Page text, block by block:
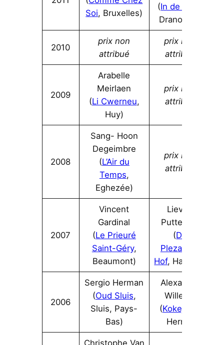
Soi, Bruxelles)
(In de Wulf
Dranouter)
2010
prix non
attribué
prix non
attribué
2009
Arabelle
Meirlaen
(Li Cwerneu,
Huy)
prix non
attribué
2008
Sang- Hoon
Degeimbre
(L’Air du
Temps,
Eghezée)
prix non
attribué
2007
Vincent
Gardinal
(Le Prieuré
Saint-Géry,
Beaumont)
Lieven
Putteman
(De
Plezanten
Hof, Hamme)
2006
Sergio Herman
(Oud Sluis,
Sluis, Pays-
Bas)
Alexandre
Willems
(Kokejane
Herne)
Christophe Van